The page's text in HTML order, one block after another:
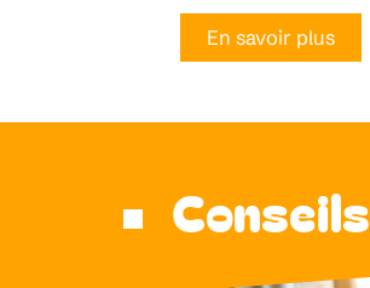
En savoir plus
Conseils